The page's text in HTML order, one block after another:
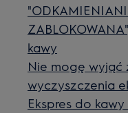
kawy
Nie mogę wyjąć
wyczyszczenia
Ekspres do